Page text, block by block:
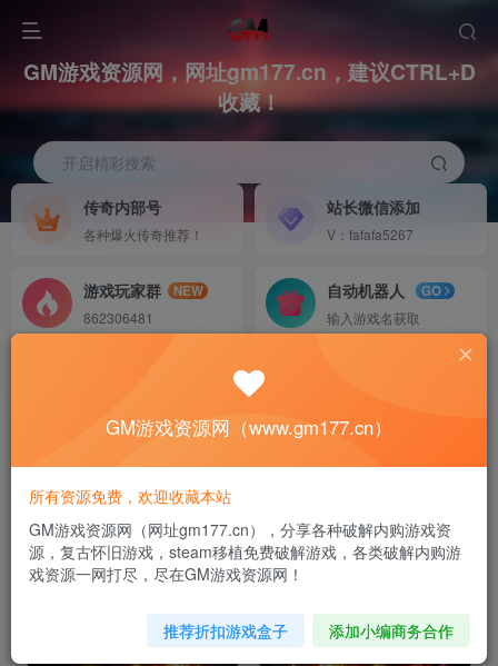
GM游戏资源网，网址gm177.cn，建议CTRL+D
收藏！
开启精彩搜索
传奇内部号
各种爆火传奇推荐！
站长微信添加
V：fafafa5267
游戏玩家群
NEW
862306481
自动机器人
GO
输入游戏名获取
2025最新传奇手游推荐，这几款目前最火爆的传
软攻略
0 3909 72
2025最新传奇手游推荐，这几款目前最火爆的传奇，福利好
人气高值得一玩！一起看看吧！
GM游戏资源网（www.gm177.cn）
所有资源免费，欢迎收藏本站
GM游戏资源网（网址gm177.cn），分享各种破解内购游戏资
源，复古怀旧游戏，steam移植免费破解游戏，各类破解内购游
戏资源一网打尽，尽在GM游戏资源网！
推荐折扣游戏盒子 添加小编商务合作